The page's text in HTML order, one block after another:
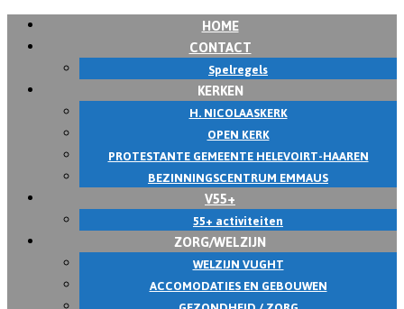
Skip
HOME
CONTACT
Spelregels
KERKEN
H. NICOLAASKERK
OPEN KERK
PROTESTANTE GEMEENTE HELEVOIRT-HAAREN
BEZINNINGSCENTRUM EMMAUS
V55+
55+ activiteiten
ZORG/WELZIJN
WELZIJN VUGHT
ACCOMODATIES EN GEBOUWEN